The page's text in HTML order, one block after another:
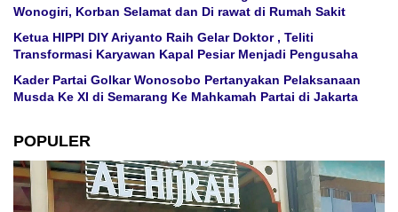
Wonogiri, Korban Selamat dan Di rawat di Rumah Sakit
Ketua HIPPI DIY Ariyanto Raih Gelar Doktor , Teliti
Transformasi Karyawan Kapal Pesiar Menjadi Pengusaha
Kader Partai Golkar Wonosobo Pertanyakan Pelaksanaan
Musda Ke XI di Semarang Ke Mahkamah Partai di Jakarta
POPULER